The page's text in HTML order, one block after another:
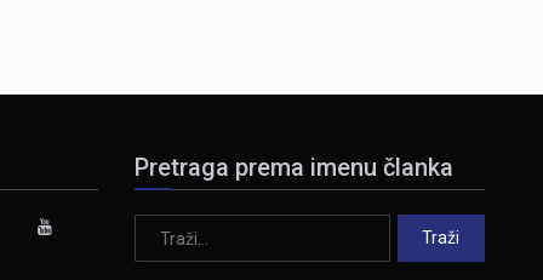
Pretraga prema imenu članka